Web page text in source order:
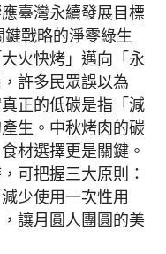
臺灣永續發展目標
戰略的淨零綠生
火快烤」邁向「永
許多民眾誤以為
正的低碳是指「減
生。中秋烤肉的碳
材選擇更是關鍵。
可把握三大原則：
少使用一次性用
讓月圓人團圓的美